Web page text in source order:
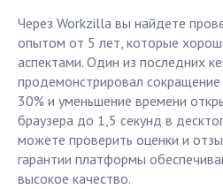
Через Workzilla вы найдете
опытом от 5 лет, которые
аспектами. Один из последних
продемонстрировал сокращение
30% и уменьшение времени
браузера до 1,5 секунд в
можете проверить оценки и
гарантии платформы
высокое качество.